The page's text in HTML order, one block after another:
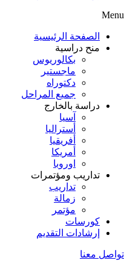
Menu
الصفحة الرئيسية
منح دراسية
بكالوريوس
ماجستير
دكتوراه
جميع المراحل
دراسة بالخارج
آسيا
أستراليا
أفريقيا
أمريكا
اوروبا
تداريب ومؤتمرات
تداريب
زمالة
مؤتمر
كورسات
إرشادات التقديم
تواصل معنا